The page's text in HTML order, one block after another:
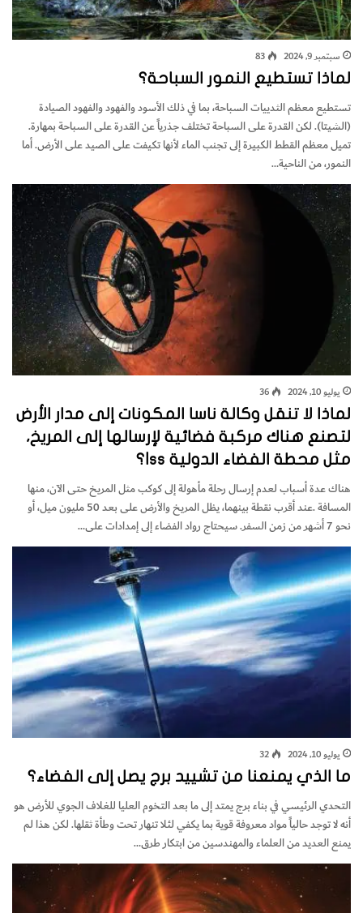
سبتمبر 9, 2024 83
لماذا تستطيع النمور السباحة؟
تستطيع‭ ‬معظم‭ ‬الثدييات‭ ‬السباحة،‭ ‬بما‭ ‬في‭ ‬ذلك‭ ‬الأسود‭ ‬والفهود‭ ‬والفهود‭ ‬الصيادة
(‬الشيتا). ‬لكن‭ ‬القدرة‭ ‬على‭ ‬السباحة‭ ‬تختلف‭ ‬جذرياً‭ ‬عن‭ ‬القدرة‭ ‬على‭ ‬السباحة‭ ‬بمهارة.
‬النمور،‭ ‬من‭ ‬الناحية‭…
يوليو 10, 2024 36
لماذا لا تنقل وكالة ناسا المكونات إلى مدار الأرض
لتصنع هناك مركبة فضائية لإرسالها إلى المريخ،
مثل محطة الفضاء الدولية Iss؟
‬نحو‭ ‬7‭ ‬أشهر‭ ‬من‭ ‬زمن‭ ‬السفر. ‬سيحتاج‭ ‬رواد‭ ‬الفضاء‭ ‬إلى‭ ‬إمدادات‭ ‬على‭…
يوليو 10, 2024 32
ما الذي يمنعنا من تشييد برج يصل إلى الفضاء؟
‬يمنع‭ ‬العديد‭ ‬من‭ ‬العلماء‭ ‬والمهندسين‭ ‬من‭ ‬ابتكار‭ ‬طرق‭…